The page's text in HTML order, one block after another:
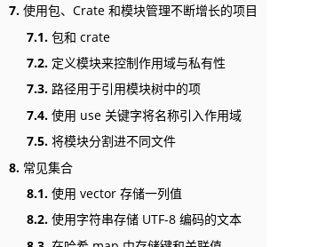
7. 使用包、Crate 和模块管理不断增长的项目
7.1. 包和 crate
7.2. 定义模块来控制作用域与私有性
7.3. 路径用于引用模块树中的项
7.4. 使用 use 关键字将名称引入作用域
7.5. 将模块分割进不同文件
8. 常见集合
8.1. 使用 vector 存储一列值
8.2. 使用字符串存储 UTF-8 编码的文本